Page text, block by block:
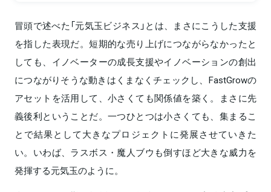
冒頭で述べた「元気玉ビジネス」とは、まさにこうした支援
を指した表現だ。短期的な売り上げにつながらなかったと
しても、イノベーターの成長支援やイノベーションの創出
につながりそうな動きはくまなくチェックし、FastGrowの
アセットを活用して、小さくても関係値を築く。まさに先
義後利ということだ。一つひとつは小さくても、集まるこ
とで結果として大きなプロジェクトに発展させていきた
い。いわば、ラスボス・魔人ブウも倒すほど大きな威力を
発揮する元気玉のように。